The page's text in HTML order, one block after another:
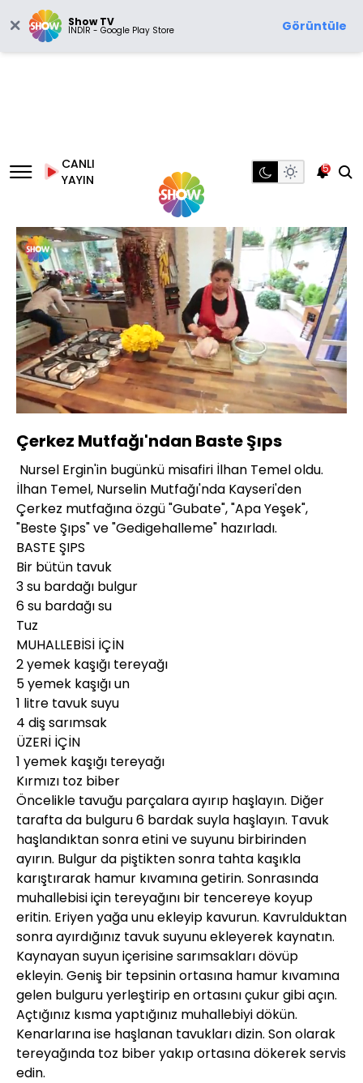
Show TV
İNDİR - Google Play Store Görüntüle
CANLI
YAYIN
5
Sesi
Aç
Yüklendi:
9.51%
Oynatma
Hızı
Çerkez Mutfağı'ndan Baste Şıps
Nursel Ergin'in bugünkü misafiri İlhan Temel oldu.
İlhan Temel, Nurselin Mutfağı'nda Kayseri'den
Çerkez mutfağına özgü "Gubate", "Apa Yeşek",
"Beste Şıps" ve "Gedigehalleme" hazırladı.
BASTE ŞIPS
Bir bütün tavuk
3 su bardağı bulgur
6 su bardağı su
Tuz
MUHALLEBİSİ İÇİN
2 yemek kaşığı tereyağı
5 yemek kaşığı un
1 litre tavuk suyu
4 diş sarımsak
ÜZERİ İÇİN
1 yemek kaşığı tereyağı
Kırmızı toz biber
Öncelikle tavuğu parçalara ayırıp haşlayın. Diğer
tarafta da bulguru 6 bardak suyla haşlayın. Tavuk
haşlandıktan sonra etini ve suyunu birbirinden
ayırın. Bulgur da piştikten sonra tahta kaşıkla
karıştırarak hamur kıvamına getirin. Sonrasında
muhallebisi için tereyağını bir tencereye koyup
eritin. Eriyen yağa unu ekleyip kavurun. Kavrulduktan
sonra ayırdığınız tavuk suyunu ekleyerek kaynatın.
Kaynayan suyun içerisine sarımsakları dövüp
ekleyin. Geniş bir tepsinin ortasına hamur kıvamına
gelen bulguru yerleştirip en ortasını çukur gibi açın.
Açtığınız kısma yaptığınız muhallebiyi dökün.
Kenarlarına ise haşlanan tavukları dizin. Son olarak
tereyağında toz biber yakıp ortasına dökerek servis
edin.